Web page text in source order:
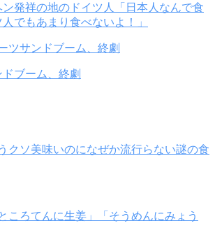
発祥の地のドイツ人「日本人なんで食
でもあまり食べないよ！」
ブーム、終劇
クソ美味いのになぜか流行らない謎の食
ろてんに生姜」「そうめんにみょう